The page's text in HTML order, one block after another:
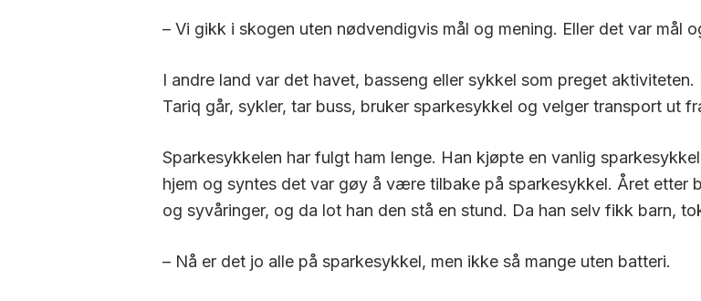
– Vi gikk i skogen uten nødvendigvis mål og mening. Eller det var mål
I andre land var det havet, basseng eller sykkel som preget
Tariq går, sykler, tar buss, bruker sparkesykkel og velger transport ut
Sparkesykkelen har fulgt ham lenge. Han kjøpte en vanlig
hjem og syntes det var gøy å være tilbake på sparkesykkel. Året etter
og syvåringer, og da lot han den stå en stund. Da han selv fikk barn,
– Nå er det jo alle på sparkesykkel, men ikke så mange uten batteri.